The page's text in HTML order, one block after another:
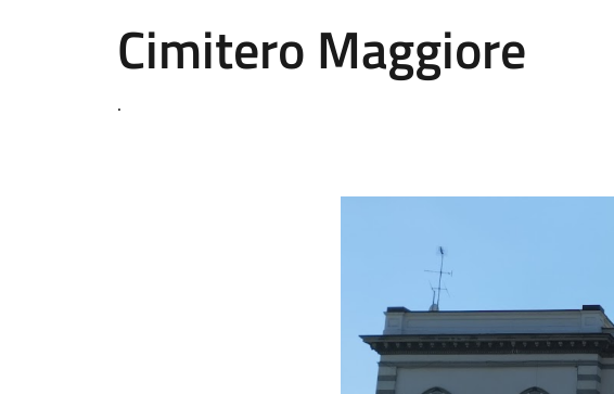
Cimitero Maggiore
.